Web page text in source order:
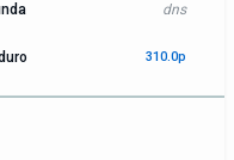
dns
310.0p